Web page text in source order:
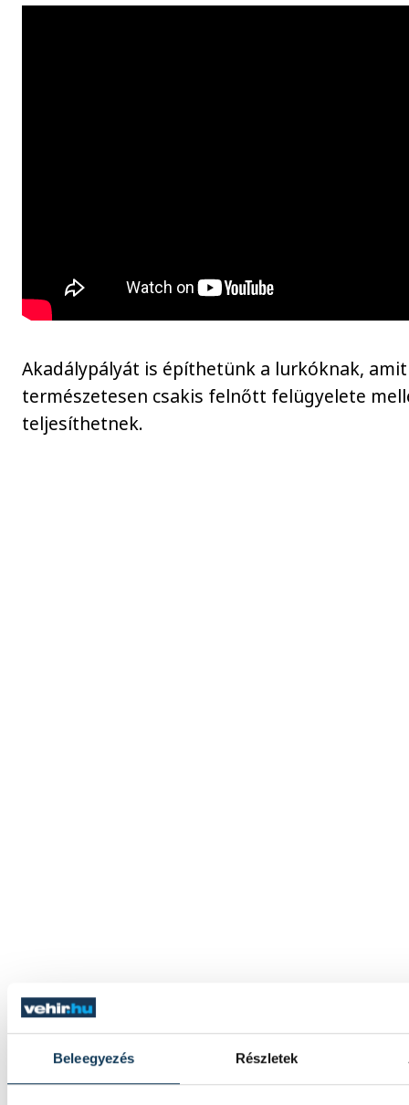
Beleegyezés Részletek
Akadálypályát is építhetünk a lurkóknak, amit
természetesen csakis felnőtt felügyelete
teljesíthetnek.